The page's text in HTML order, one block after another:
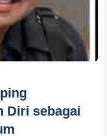
Diri sebagai